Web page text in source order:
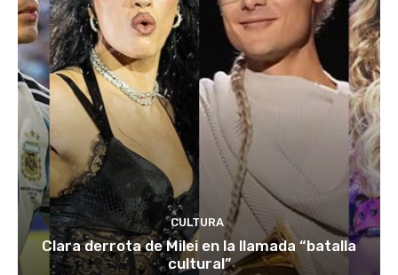
CULTURA
Clara derrota de Milei en la llamada “batalla
cultural”